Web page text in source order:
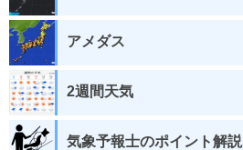
アメダス
2週間天気
気象予報士のポイント解説